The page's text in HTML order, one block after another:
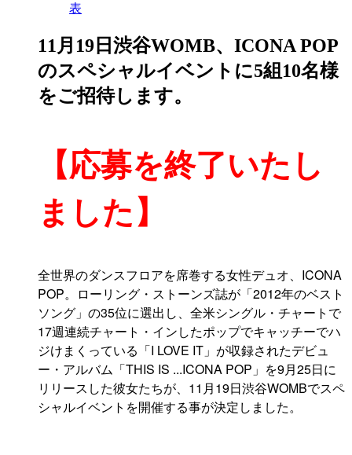
表
11月19日渋谷WOMB、ICONA POP
のスペシャルイベントに5組10名様
をご招待します。
【応募を終了いたし
ました】
全世界のダンスフロアを席巻する女性デュオ、ICONA
POP。ローリング・ストーンズ誌が「2012年のベスト
ソング」の35位に選出し、全米シングル・チャートで
17週連続チャート・インしたポップでキャッチーでハ
ジけまくっている「I LOVE IT」が収録されたデビュ
ー・アルバム「THIS IS ...ICONA POP」を9月25日に
リリースした彼女たちが、11月19日渋谷WOMBでスペ
シャルイベントを開催する事が決定しました。